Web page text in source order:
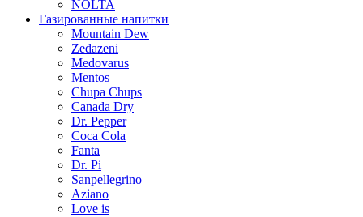
NOLTA
Газированные напитки
Mountain Dew
Zedazeni
Medovarus
Mentos
Chupa Chups
Canada Dry
Dr. Pepper
Coca Cola
Fanta
Dr. Pi
Sanpellegrino
Aziano
Love is